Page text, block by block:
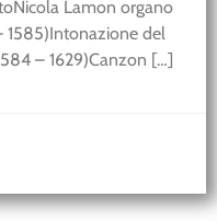
Lamon organo
del
– 1629)Canzon […]